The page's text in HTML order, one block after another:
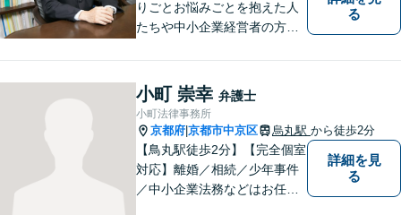
りごとお悩みごとを抱えた人
たちや中小企業経営者の方々
寧をモットーとして全力でそ
の解決にあたります。どんな
に困難でも、常に明るく、前
向きな気持ちをもって、ご依
頼者様とともにより良い解決
を目指します。
る
小町 崇幸 弁護士
小町法律事務所
京都府 京都市中京区 烏丸駅 から徒歩2分
【鳥丸駅徒歩2分】【完全個室
対応】離婚／相続／少年事件
／中小企業法務などはお任せ
詳細を見
る